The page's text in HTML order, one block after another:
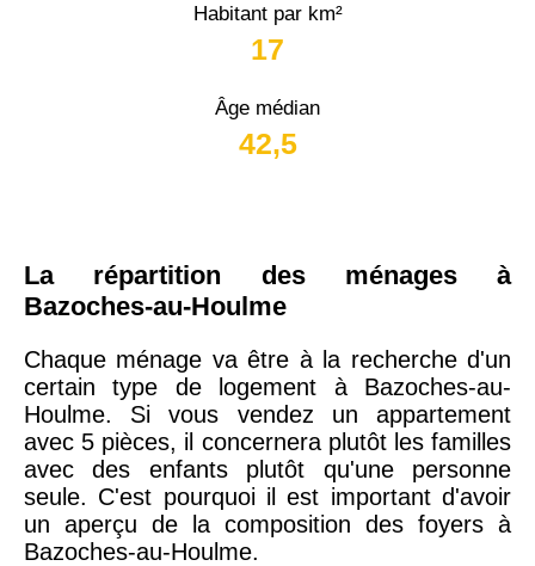
Habitant par km²
17
Âge médian
42,5
La répartition des ménages à
Bazoches-au-Houlme
Chaque ménage va être à la recherche d'un
certain type de logement à Bazoches-au-
Houlme. Si vous vendez un appartement
avec 5 pièces, il concernera plutôt les familles
avec des enfants plutôt qu'une personne
seule. C'est pourquoi il est important d'avoir
un aperçu de la composition des foyers à
Bazoches-au-Houlme.